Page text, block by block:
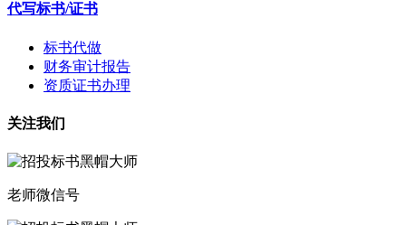
代写标书/证书
标书代做
财务审计报告
资质证书办理
关注我们
老师微信号